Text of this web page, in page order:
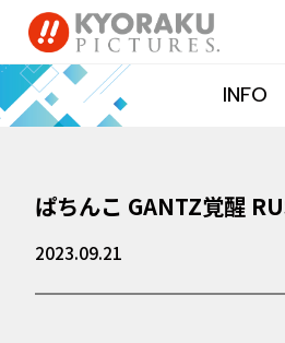
INFO
ぱちんこ GANTZ覚醒
2023.09.21